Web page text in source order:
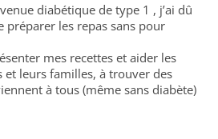
diabétique de type 1 , j’ai dû
préparer les repas sans pour
mes recettes et aider les
et leurs familles, à trouver des
à tous (même sans diabète)